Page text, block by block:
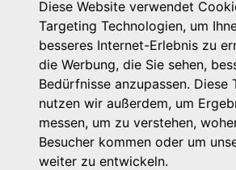
Diese Website verwendet
Targeting Technologien, um
besseres Internet-Erlebnis zu
die Werbung, die Sie sehen,
Bedürfnisse anzupassen. Diese
nutzen wir außerdem, um
messen, um zu verstehen,
Besucher kommen oder um
weiter zu entwickeln.
Michaelkirchstr. 17/18
10179 Berlin
Telefon: 030 – 58 58 17 16 01
E-Mail: info@vpk.de
Mehr Informationen: www.vpk.de